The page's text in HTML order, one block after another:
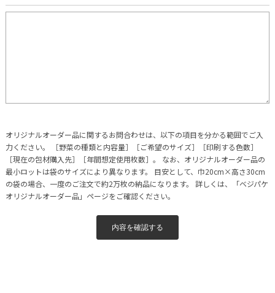
オリジナルオーダー品に関するお問合わせは、以下の項目を分かる範囲でご入
力ください。 ［野菜の種類と内容量］［ご希望のサイズ］［印刷する色数］
［現在の包材購入先］［年間想定使用枚数］。 なお、オリジナルオーダー品の
最小ロットは袋のサイズにより異なります。 目安として、巾20cm×高さ30cm
の袋の場合、一度のご注文で約2万枚の納品になります。 詳しくは、「ベジパケ
オリジナルオーダー品」ページをご確認ください。